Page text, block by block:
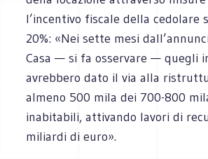
l’incentivo fiscale della cedolare
20%: «Nei sette mesi
Casa — si fa osservare — quegli
avrebbero dato il via alla
almeno 500 mila dei 700-800
inabitabili, attivando lavori di
miliardi di euro».